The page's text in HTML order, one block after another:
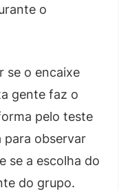
o
se o encaixe
gente faz o
pelo teste
para observar
se a escolha do
do grupo.